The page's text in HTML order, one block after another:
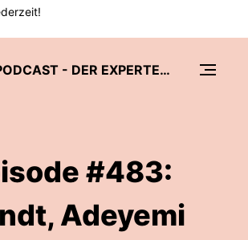
BVB-PODCAST - DER EXPERTEN-TALK DER RUHR NACHRICHTEN
#483:
Adeyemi